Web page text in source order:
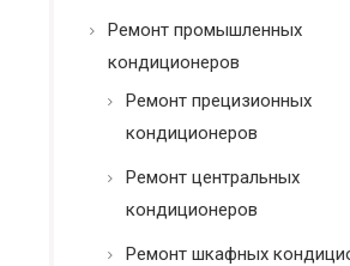
Ремонт промышленных
кондиционеров
Ремонт прецизионных
кондиционеров
Ремонт центральных
кондиционеров
Ремонт шкафных